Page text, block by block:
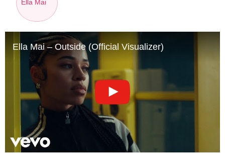
Ella Mai
Ella Mai – Outside (Official Visualizer)